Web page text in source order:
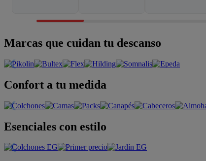
Marcas que cuidan tu descanso
Confort a tu medida
Esenciales con estilo